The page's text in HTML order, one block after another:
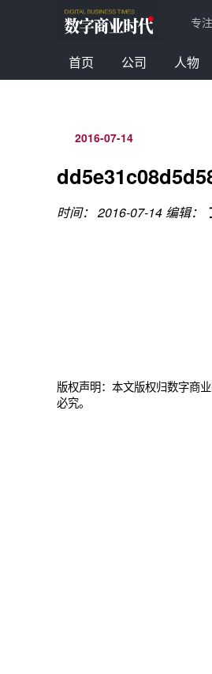
专
首页 公司 人物
2016-07-14
时间： 2016-07-14编辑：
版权声明：本文版权归数字商
必究。